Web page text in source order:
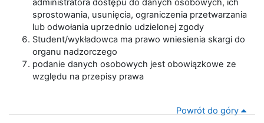
administratora dostępu do danych osobowych, ich
sprostowania, usunięcia, ograniczenia przetwarzania
lub odwołania uprzednio udzielonej zgody
Student/wykładowca ma prawo wniesienia skargi do
organu nadzorczego
podanie danych osobowych jest obowiązkowe ze
względu na przepisy prawa
Powrót do góry